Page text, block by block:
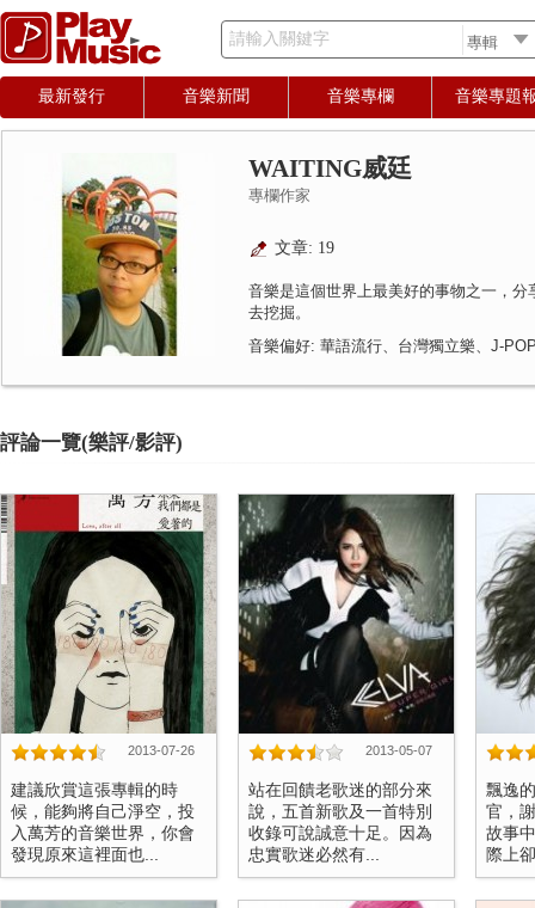
請輸入關鍵字
最新發行 音樂新聞 音樂專欄 音樂專題
WAITING威廷
專欄作家
文章: 19
音樂是這個世界上最美好的事物之一，
去挖掘。
音樂偏好: 華語流行、台灣獨立樂、J-
評論一覽(樂評/影評)
2013-07-26
建議欣賞這張專輯的時
候，能夠將自己淨空，投
入萬芳的音樂世界，你會
發現原來這裡面也...
2013-05-07
站在回饋老歌迷的部分來
說，五首新歌及一首特別
收錄可說誠意十足。因為
忠實歌迷必然有...
飄逸
官，
故事
際上